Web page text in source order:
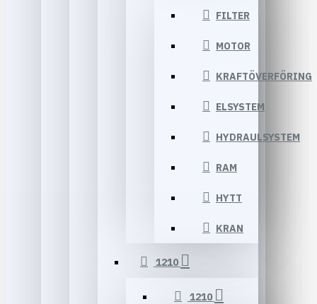
FILTER
MOTOR
KRAFTÖVERFÖRING
ELSYSTEM
HYDRAULSYSTEM
RAM
HYTT
KRAN
1210
1210